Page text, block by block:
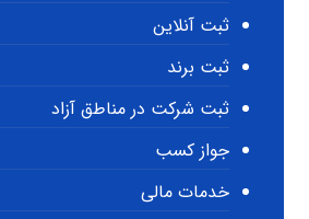
ثبت آنلاین
ثبت برند
ثبت شرکت در مناطق آزاد
جواز کسب
خدمات مالی